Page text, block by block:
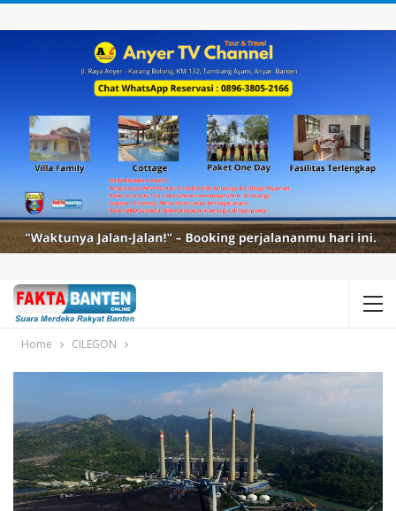
Home CILEGON